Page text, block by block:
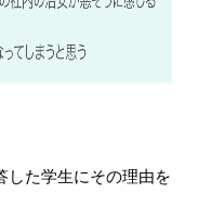
した学生にその理由を